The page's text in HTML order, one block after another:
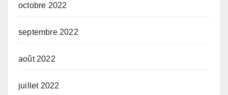
octobre 2022
septembre 2022
août 2022
juillet 2022